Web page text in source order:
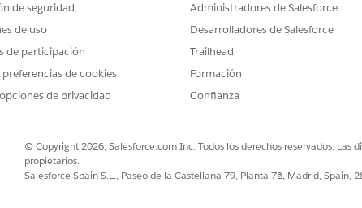
List on Android devices and no active workaround is
de seguridad
de uso
de participación
de cookies
de privacidad
Administradores de Salesforce
Desarrolladores de Salesforce
Trailhead
Formación
Confianza
© Copyright 2026, Salesforce.com Inc. Todos los derechos reservados. Las
propietarios.
Salesforce Spain S.L., Paseo de la Castellana 79, Planta 7ª, Madrid, Spain,